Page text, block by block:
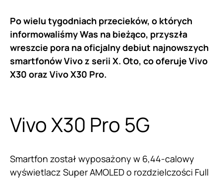
Po wielu tygodniach przecieków, o których
informowaliśmy Was na bieżąco, przyszła
wreszcie pora na oficjalny debiut najnowszych
smartfonów Vivo z serii X. Oto, co oferuje Vivo
X30 oraz Vivo X30 Pro.
Vivo X30 Pro 5G
Smartfon został wyposażony w 6,44-calowy
wyświetlacz Super AMOLED o rozdzielczości Full